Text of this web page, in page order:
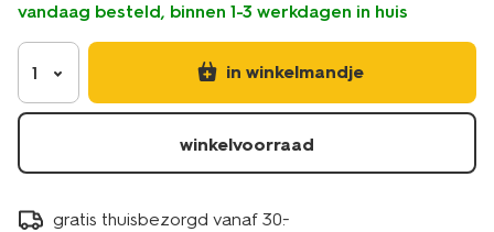
vandaag besteld, binnen 1-3 werkdagen in huis
1 in winkelmandje
winkelvoorraad
gratis thuisbezorgd vanaf 30.-